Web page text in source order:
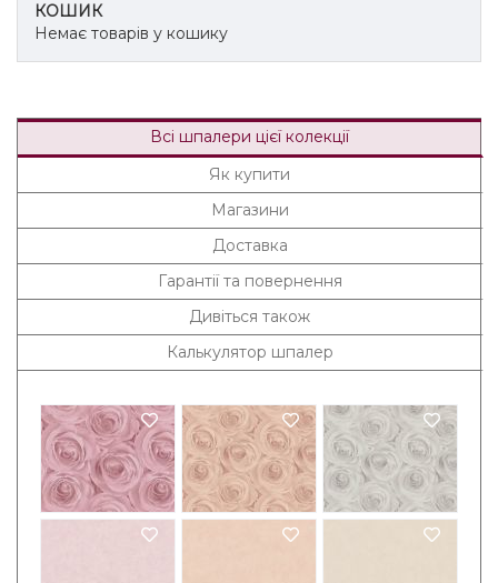
КОШИК
Немає товарів у кошику
Всі шпалери цієї колекції
Як купити
Магазини
Доставка
Гарантії та повернення
Дивіться також
Калькулятор шпалер